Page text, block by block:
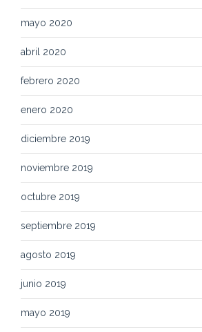
mayo 2020
abril 2020
febrero 2020
enero 2020
diciembre 2019
noviembre 2019
octubre 2019
septiembre 2019
agosto 2019
junio 2019
mayo 2019